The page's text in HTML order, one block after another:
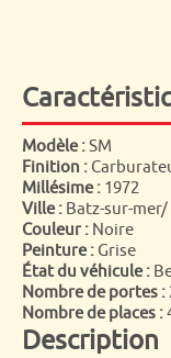
Modèle :SM
Finition :
Millésime : 1972
Ville : Batz-sur-mer/
Couleur : Noire
Peinture : Grise
État du véhicule :
Nombre de portes :
Nombre de places :
Description